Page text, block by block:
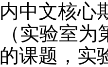
中文核心
实验室
课题，实